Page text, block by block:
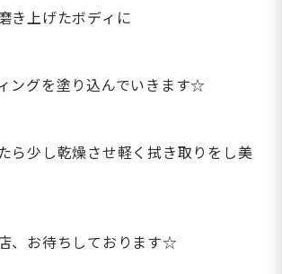
き上げたボディに
ングを塗り込んでいきます☆
ら少し乾燥させ軽く拭き取りをし美
、お待ちしております☆